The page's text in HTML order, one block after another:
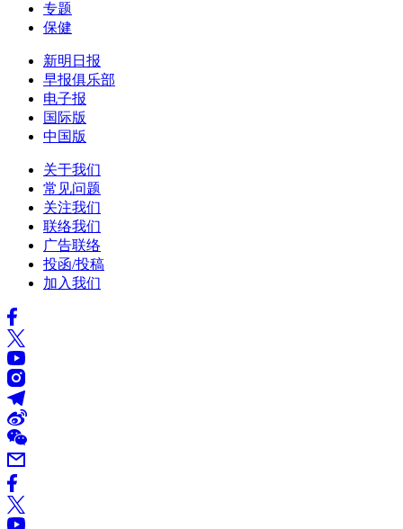
专题
保健
新明日报
早报俱乐部
电子报
国际版
中国版
关于我们
常见问题
关注我们
联络我们
广告联络
投函/投稿
加入我们